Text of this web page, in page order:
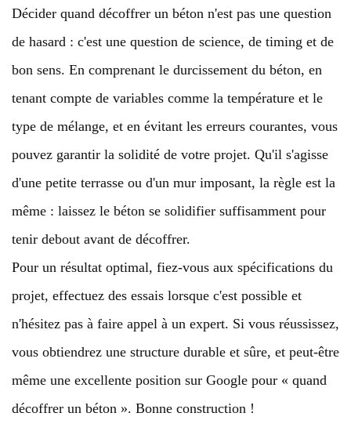
Décider quand décoffrer un béton n'est pas une question
de hasard : c'est une question de science, de timing et de
bon sens. En comprenant le durcissement du béton, en
tenant compte de variables comme la température et le
type de mélange, et en évitant les erreurs courantes, vous
pouvez garantir la solidité de votre projet. Qu'il s'agisse
d'une petite terrasse ou d'un mur imposant, la règle est la
même : laissez le béton se solidifier suffisamment pour
tenir debout avant de décoffrer.
Pour un résultat optimal, fiez-vous aux spécifications du
projet, effectuez des essais lorsque c'est possible et
n'hésitez pas à faire appel à un expert. Si vous réussissez,
vous obtiendrez une structure durable et sûre, et peut-être
même une excellente position sur Google pour « quand
décoffrer un béton ». Bonne construction !